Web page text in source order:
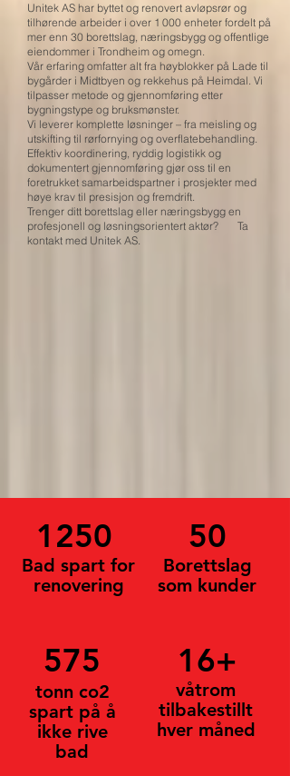
Unitek AS har byttet og renovert avløpsrør og
tilhørende arbeider i over 1 000 enheter fordelt på
mer enn 30 borettslag, næringsbygg og offentlige
eiendommer i Trondheim og omegn.
Vår erfaring omfatter alt fra høyblokker på Lade til
bygårder i Midtbyen og rekkehus på Heimdal. Vi
tilpasser metode og gjennomføring etter
bygningstype og bruksmønster.
Vi leverer komplette løsninger – fra meisling og
utskifting til rørfornying og overflatebehandling.
Effektiv koordinering, ryddig logistikk og
dokumentert gjennomføring gjør oss til en
foretrukket samarbeidspartner i prosjekter med
høye krav til presisjon og fremdrift.
Trenger ditt borettslag eller næringsbygg en
profesjonell og løsningsorientert aktør? Ta
kontakt med Unitek AS.
1250
Bad spart for
renovering
575
tonn co2
spart på å
ikke rive
bad
50
Borettslag
som kunder
16+
våtrom
tilbakestillt
hver måned